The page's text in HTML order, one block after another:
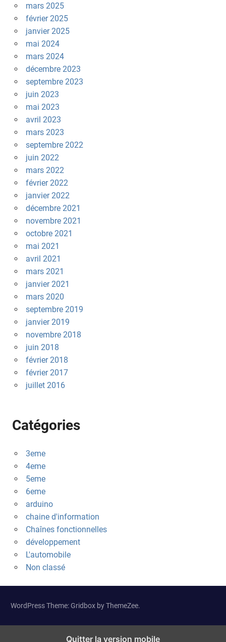
mars 2025
février 2025
janvier 2025
mai 2024
mars 2024
décembre 2023
septembre 2023
juin 2023
mai 2023
avril 2023
mars 2023
septembre 2022
juin 2022
mars 2022
février 2022
janvier 2022
décembre 2021
novembre 2021
octobre 2021
mai 2021
avril 2021
mars 2021
janvier 2021
mars 2020
septembre 2019
janvier 2019
novembre 2018
juin 2018
février 2018
février 2017
juillet 2016
Catégories
3eme
4eme
5eme
6eme
arduino
chaine d'information
Chaînes fonctionnelles
développement
L'automobile
Non classé
WordPress Theme: Gridbox by ThemeZee.
Quitter la version mobile